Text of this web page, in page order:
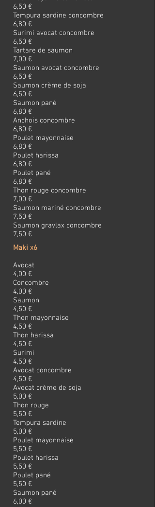
6,50 €
Tempura sardine concombre
6,80 €
Surimi avocat concombre
6,50 €
Tartare de saumon
7,00 €
Saumon avocat concombre
6,50 €
Saumon crème de soja
6,50 €
Saumon pané
6,80 €
Anchois concombre
6,80 €
Poulet mayonnaise
6,80 €
Poulet harissa
6,80 €
Poulet pané
6,80 €
Thon rouge concombre
7,00 €
Saumon mariné concombre
7,50 €
Saumon gravlax concombre
7,50 €
Maki x6
Avocat
4,00 €
Concombre
4,00 €
Saumon
4,50 €
Thon mayonnaise
4,50 €
Thon harissa
4,50 €
Surimi
4,50 €
Avocat concombre
4,50 €
Avocat crème de soja
5,00 €
Thon rouge
5,50 €
Tempura sardine
5,00 €
Poulet mayonnaise
5,50 €
Poulet harissa
5,50 €
Poulet pané
5,50 €
Saumon pané
6,00 €